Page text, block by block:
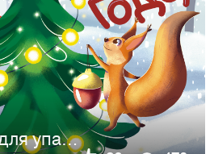
Иллюстрация для упаковки сладких новогодних подарков